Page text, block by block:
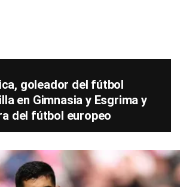
goleador del fútbol
en Gimnasia y Esgrima y
del fútbol europeo